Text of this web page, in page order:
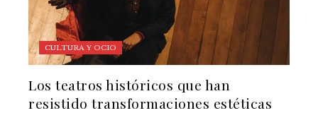
CULTURA Y OCIO
Los teatros históricos que han
resistido transformaciones estéticas